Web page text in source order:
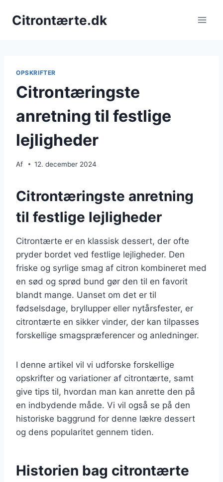
Citrontærte.dk
OPSKRIFTER
Citrontæringste
anretning til festlige
lejligheder
Af 12. december 2024
Citrontæringste anretning
til festlige lejligheder
Citrontærte er en klassisk dessert, der ofte
pryder bordet ved festlige lejligheder. Den
friske og syrlige smag af citron kombineret med
en sød og sprød bund gør den til en favorit
blandt mange. Uanset om det er til
fødselsdage, bryllupper eller nytårsfester, er
citrontærte en sikker vinder, der kan tilpasses
forskellige smagspræferencer og anledninger.
I denne artikel vil vi udforske forskellige
opskrifter og variationer af citrontærte, samt
give tips til, hvordan man kan anrette den på
en indbydende måde. Vi vil også se på den
historiske baggrund for denne lækre dessert
og dens popularitet gennem tiden.
Historien bag citrontærte